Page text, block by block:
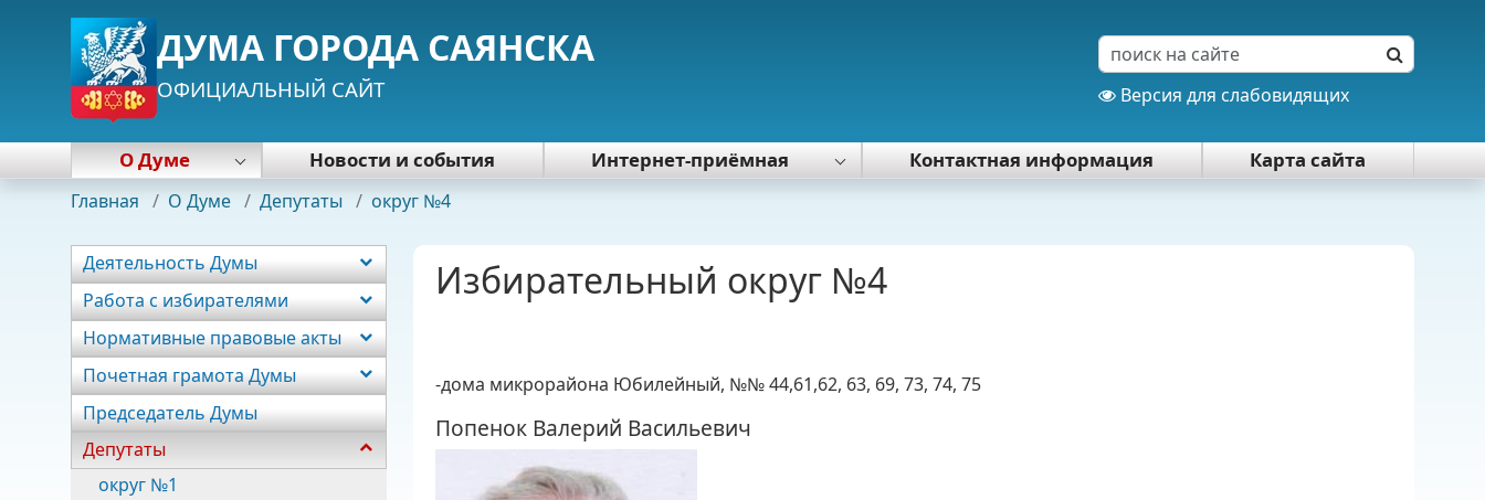
ДУМА ГОРОДА САЯНСКА
ОФИЦИАЛЬНЫЙ САЙТ Версия для слабовидящих
О Думе
Деятельность Думы
Нормативные правовые акты
Почетная грамота Думы
Председатель Думы
Депутаты
Постоянные комиссии
Фракции
Аппарат
Новости и события Интернет-приёмная Контактная информация Карта сайта
Главная / О Думе / Депутаты / округ №4
Избирательный округ №4
-дома микрорайона Юбилейный, №№ 44,61,62, 63, 69, 73, 74, 75
Попенок Валерий Васильевич
Деятельность Думы
Работа с избирателями
Нормативные правовые акты
Почетная грамота Думы
Председатель Думы
Депутаты
округ №1